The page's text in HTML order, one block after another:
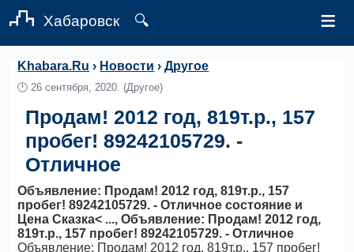
Хабаровск 🔍 ≡
Khabara.Ru › Новости ›Другое
🕛26 сентября, 2020. (Другое)
Продам! 2012 год, 819т.р., 157
пробег! 89242105729. -
Отличное
Объявление: Продам! 2012 год, 819т.р., 157
пробег! 89242105729. - Отличное состояние и
Цена Сказка< ..., Объявление: Продам! 2012 год,
819т.р., 157 пробег! 89242105729. - Отличное
Объявление: Продам! 2012 год, 819т.р., 157 пробег!